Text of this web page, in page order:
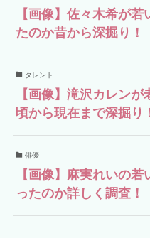
【画像】佐々木希が
たのか昔から深掘り！
タレント
【画像】滝沢カレン
頃から現在まで深掘り
俳優
【画像】麻実れいの
ったのか詳しく調査！